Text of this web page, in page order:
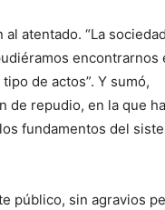
atentado. “La
encontrarnos
de actos”. Y sumó,
de repudio, en la que
fundamentos del
público, sin agravios